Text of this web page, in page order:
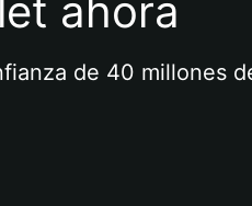
ahora
de 40 millones